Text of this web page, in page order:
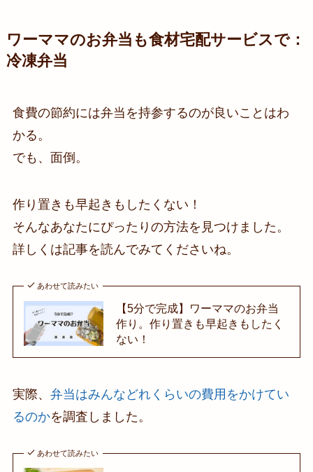
ワーママのお弁当も食材宅配サービスで：
冷凍弁当
食費の節約には弁当を持参するのが良いことはわ
かる。
でも、面倒。
作り置きも早起きもしたくない！
そんなあなたにぴったりの方法を見つけました。
詳しくは記事を読んでみてくださいね。
あわせて読みたい
【5分で完成】ワーママのお弁当
作り。作り置きも早起きもしたく
ない！
実際、 弁当はみんなどれくらいの費用をかけてい
るのかを調査しました。
あわせて読みたい